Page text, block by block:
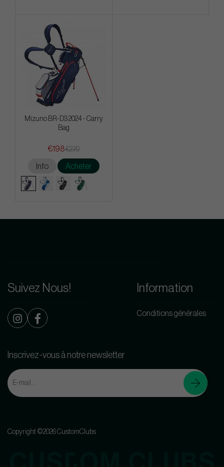
Mizuno BR-D3 2024 - Carry
Bag
€198€270
Info Acheter
Suivez Nous! Information
Conditions générales
Inscrivez-vous à notre newsletter
Copyright ©2026 CustomClubs